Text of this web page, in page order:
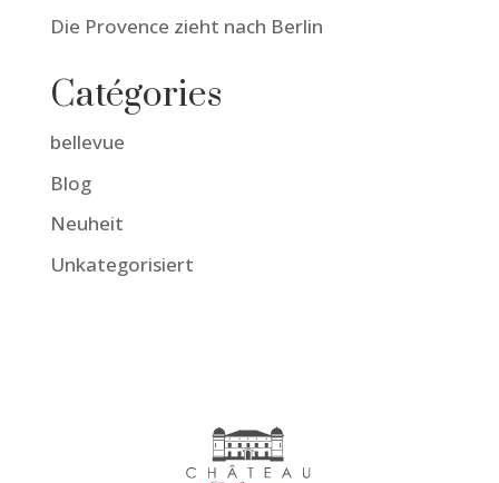
Die Provence zieht nach Berlin
Catégories
bellevue
Blog
Neuheit
Unkategorisiert